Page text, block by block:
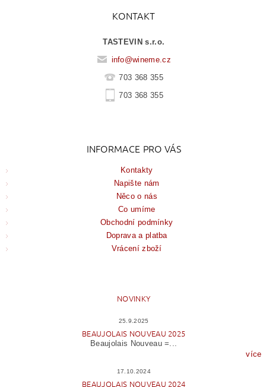
KONTAKT
TASTEVIN s.r.o.
info@wineme.cz
703 368 355
703 368 355
INFORMACE PRO VÁS
Kontakty
Napište nám
Něco o nás
Co umíme
Obchodní podmínky
Doprava a platba
Vrácení zboží
NOVINKY
25.9.2025
BEAUJOLAIS NOUVEAU 2025
Beaujolais Nouveau =...
více
17.10.2024
BEAUJOLAIS NOUVEAU 2024